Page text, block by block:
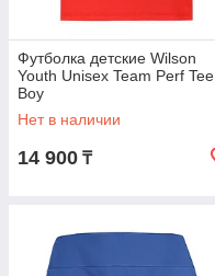
Футболка детские Wilson
Youth Unisex Team Perf Tee
Boy
Нет в наличии
14 900 ₸